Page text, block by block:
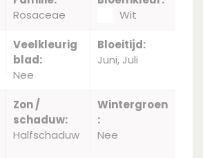
Rosaceae
Wit
Veelkleurig
blad:
Nee
Bloeitijd:
Juni, Juli
Zon /
schaduw:
Halfschaduw
Wintergroen
:
Nee